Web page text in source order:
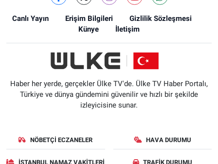
Canlı Yayın Erişim Bilgileri
Gizlilik Sözleşmesi
Künye
İletişim
Haber her yerde, gerçekler Ülke TV'de. Ülke TV Haber Portalı,
Türkiye ve dünya gündemini güvenilir ve hızlı bir şekilde
izleyicisine sunar.
NÖBETÇI ECZANELER HAVA DURUMU
İSTANBUL NAMAZ VAKITLERI TRAFIK DURUMU